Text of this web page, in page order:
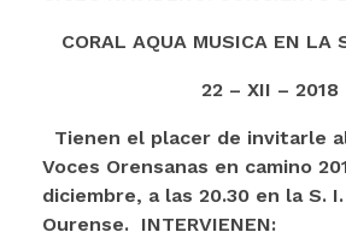
CORAL AQUA MUSICA EN LA
22 – XII – 2018
Tienen el placer de invitarle
Voces Orensanas en camino
diciembre, a las 20.30 en la S.
Ourense. INTERVIENEN: